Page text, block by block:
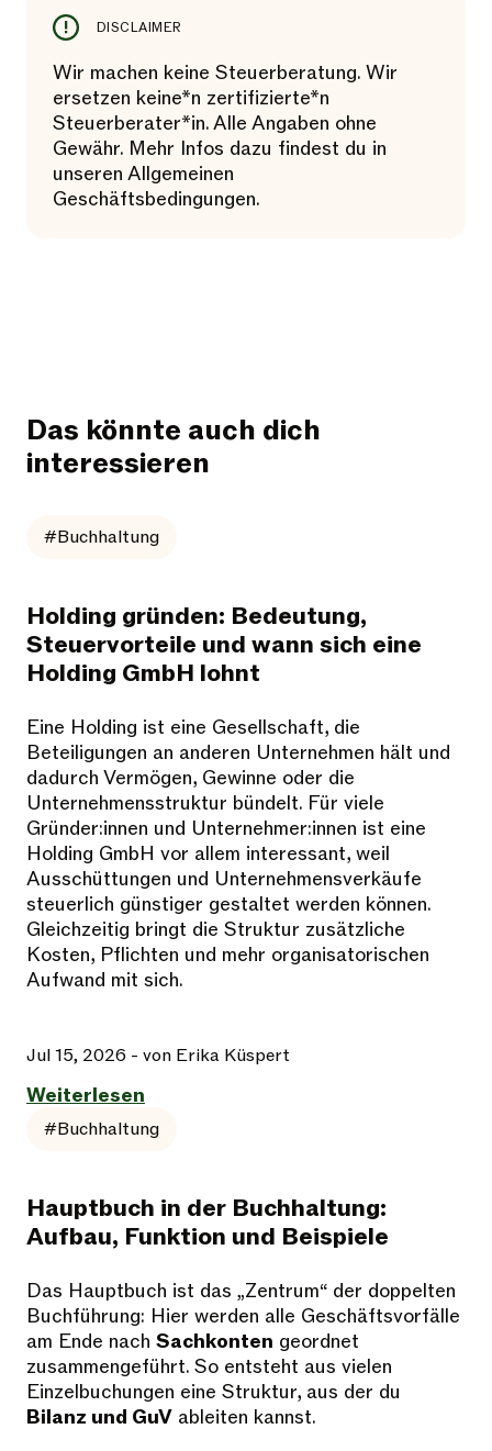
DISCLAIMER
Wir machen keine Steuerberatung. Wir
ersetzen keine*n zertifizierte*n
Steuerberater*in. Alle Angaben ohne
Gewähr. Mehr Infos dazu findest du in
unseren Allgemeinen
Geschäftsbedingungen.
Das könnte auch dich
interessieren
#Buchhaltung
Holding gründen: Bedeutung,
Steuervorteile und wann sich eine
Holding GmbH lohnt
Eine Holding ist eine Gesellschaft, die
Beteiligungen an anderen Unternehmen hält und
dadurch Vermögen, Gewinne oder die
Unternehmensstruktur bündelt. Für viele
Gründer:innen und Unternehmer:innen ist eine
Holding GmbH vor allem interessant, weil
Ausschüttungen und Unternehmensverkäufe
steuerlich günstiger gestaltet werden können.
Gleichzeitig bringt die Struktur zusätzliche
Kosten, Pflichten und mehr organisatorischen
Aufwand mit sich.
Jul 15, 2026 - von Erika Küspert
Weiterlesen
#Buchhaltung
Hauptbuch in der Buchhaltung:
Aufbau, Funktion und Beispiele
Das Hauptbuch ist das „Zentrum“ der doppelten
Buchführung: Hier werden alle Geschäftsvorfälle
am Ende nach Sachkonten geordnet
zusammengeführt. So entsteht aus vielen
Einzelbuchungen eine Struktur, aus der du
Bilanz und GuV ableiten kannst.